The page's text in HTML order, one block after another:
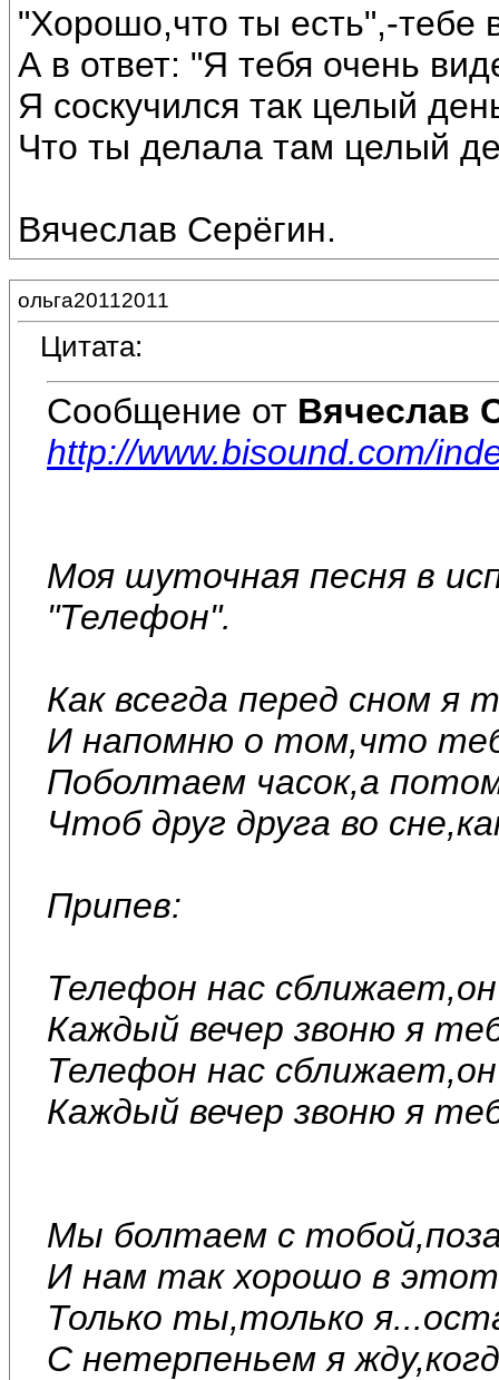
"Хорошо,что ты есть",-тебе
А в ответ: "Я тебя очень
Я соскучился так целый
Что ты делала там целый
Вячеслав Серёгин.
ольга20112011
Цитата:
Сообщение от Вячеслав
http://www.bisound.com/
Моя шуточная песня в
"Телефон".
Как всегда перед сном я
И напомню о том,что
Поболтаем часок,а
Чтоб друг друга во
Припев:
Телефон нас
Каждый вечер звоню я
Телефон нас
Каждый вечер звоню я
Мы болтаем с
И нам так хорошо в этот
Только ты,только
С нетерпеньем я